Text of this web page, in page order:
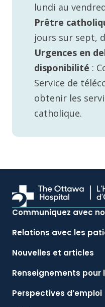
lundi au
Prêtre
jours sur sept,
Urgences en
disponibilité :
Service de
obtenir les
catholique.
Communiquez avec
Relations avec les
Nouvelles et articles
Renseignements pour
Perspectives d’emploi